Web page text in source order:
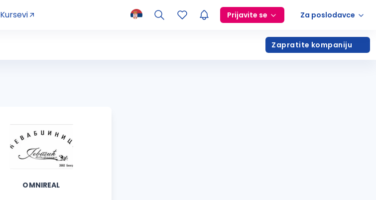
Kursevi Prijavite se Za poslodavce
Zapratite kompaniju
OMNIREAL